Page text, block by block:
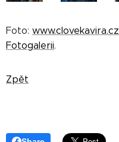
Foto: www.clovekavira.cz
Fotogalerii.
Zpět